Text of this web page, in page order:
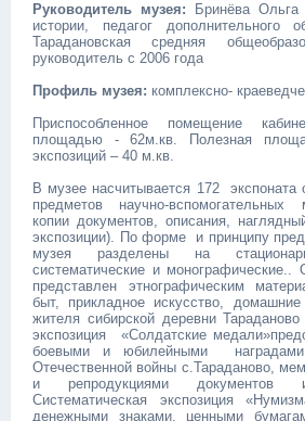
Руководитель музея:
Бринёва Ольга
истории, педагог
Тарадановская средняя
руководитель с 2006 года
Профиль музея: комплексно-
Приспособленное помещение
площадью - 62м.кв. Полезная
экспозиций – 40 м.кв.
В музее насчитывается 172
предметов научно-вспомогательных
копии документов, описания,
экспозиции). По форме и принципу
музея разделены на
систематические и
представлен этнографическим
быт, прикладное искусство,
жителя сибирской деревни Тараданово
экспозиция «Солдатские
боевыми и юбилейными наградами
Отечественной войны с.Тараданово,
и репродукциями документов
Систематическая экспозиция
денежными знаками, ценными